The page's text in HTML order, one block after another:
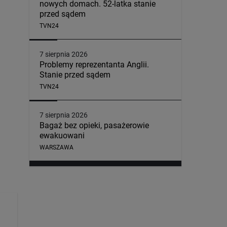
nowych domach. 52-latka stanie
przed sądem
TVN24
7 sierpnia 2026
Problemy reprezentanta Anglii.
Stanie przed sądem
TVN24
7 sierpnia 2026
Bagaż bez opieki, pasażerowie
ewakuowani
WARSZAWA